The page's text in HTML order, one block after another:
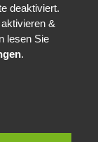
deaktiviert.
&
lesen Sie
.